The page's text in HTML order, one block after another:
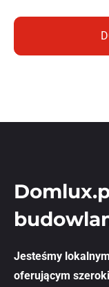
Jesteśmy
oferującym